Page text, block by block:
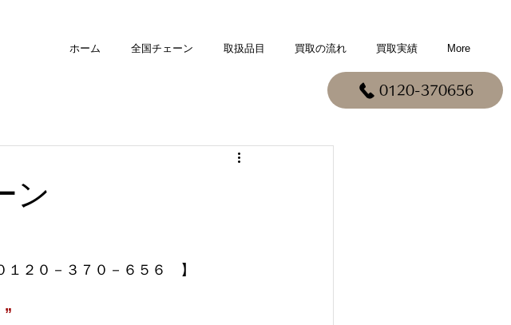
0120-370656
ホーム 全国チェーン 取扱品目 買取の流れ 買取実績 More
ン
１２０－３７０－６５６　】
”